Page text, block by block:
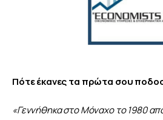
Πότε έκανες τα πρώτα σου
«Γεννήθηκα στο Μόναχο το 1980